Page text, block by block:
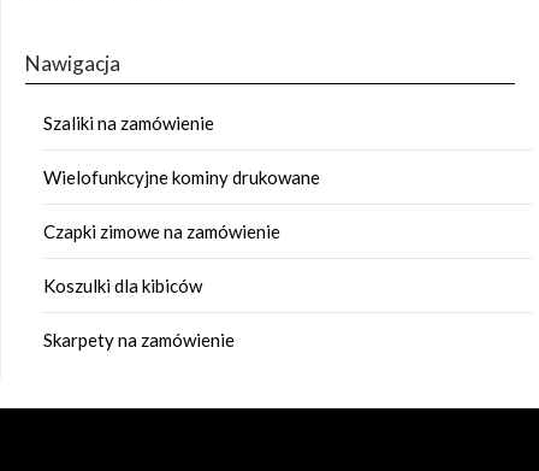
Nawigacja
Szaliki na zamówienie
Wielofunkcyjne kominy drukowane
Czapki zimowe na zamówienie
Koszulki dla kibiców
Skarpety na zamówienie